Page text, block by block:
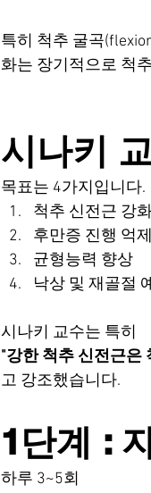
특히 척추 굴곡
화는 장기적으로 척
시나키
목표는 4가지입니다.
척추 신전근 강
후만증 진행 억제
균형능력 향상
낙상 및 재골절
시나키 교수는 특히
"강한 척추 신전근은
고 강조했습니다.
1단계 :
하루 3~5회